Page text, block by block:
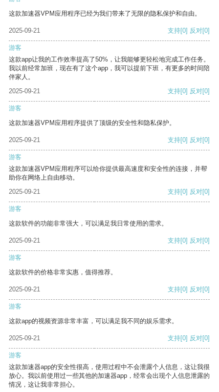
这款加速器VPM应用程序已经为我们带来了无限的隐私保护和自由。
2025-09-21 支持[0] 反对[0]
游客
这款app让我的工作效率提高了50%，让我能够更轻松地完成工作任务。
我以前经常加班，现在有了这个app，我可以提前下班，有更多的时间陪
伴家人。
2025-09-21
支持[0] 反对[0]
游客
这款加速器VPM应用程序提供了顶级的安全性和隐私保护。
2025-09-21 支持[0] 反对[0]
游客
这款加速器VPM应用程序可以给你提供最高速度和安全性的连接，并帮
助你在网络上自由移动。
2025-09-21
支持[0] 反对[0]
游客
这款软件的功能非常强大，可以满足我日常使用的需求。
2025-09-21 支持[0] 反对[0]
游客
这款软件的价格非常实惠，值得推荐。
2025-09-21 支持[0] 反对[0]
游客
这款app的视频资源非常丰富，可以满足我不同的娱乐需求。
2025-09-21 支持[0] 反对[0]
游客
这款加速器app的安全性很高，使用过程中不会泄露个人信息，这让我很
放心。我以前使用过一些其他的加速器app，经常会出现个人信息泄露的
情况，这让我非常担心。